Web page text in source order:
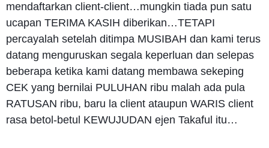
mendaftarkan client-client…mungkin tiada pun satu
ucapan TERIMA KASIH diberikan…TETAPI
percayalah setelah ditimpa MUSIBAH dan kami terus
datang menguruskan segala keperluan dan selepas
beberapa ketika kami datang membawa sekeping
CEK yang bernilai PULUHAN ribu malah ada pula
RATUSAN ribu, baru la client ataupun WARIS client
rasa betol-betul KEWUJUDAN ejen Takaful itu…